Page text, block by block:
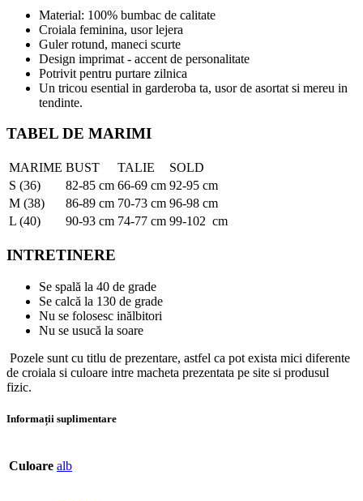
Material: 100% bumbac de calitate
Croiala feminina, usor lejera
Guler rotund, maneci scurte
Design imprimat - accent de personalitate
Potrivit pentru purtare zilnica
Un tricou esential in garderoba ta, usor de asortat si mereu in
tendinte.
TABEL DE MARIMI
MARIME BUST TALIE
SOLD
S (36)
82-85 cm 66-69 cm 92-95 cm
M (38)
86-89 cm 70-73 cm 96-98 cm
L (40)
90-93 cm 74-77 cm 99-102 cm
INTRETINERE
Se spală la 40 de grade
Se calcă la 130 de grade
Nu se folosesc inălbitori
Nu se usucă la soare
Pozele sunt cu titlu de prezentare, astfel ca pot exista mici diferente
de croiala si culoare intre macheta prezentata pe site si produsul
fizic.
Informații suplimentare
Culoare alb